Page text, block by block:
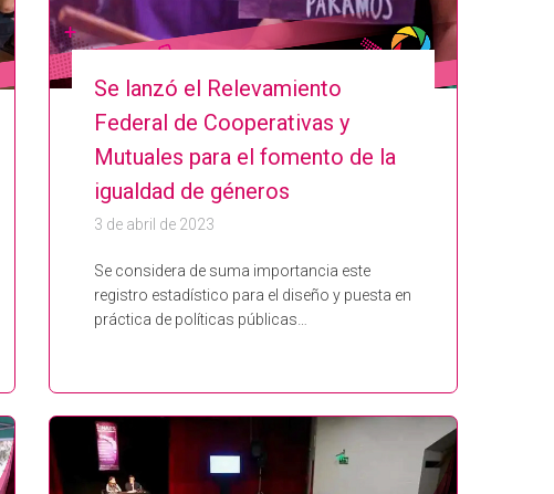
Se lanzó el Relevamiento
Federal de Cooperativas y
Mutuales para el fomento de la
igualdad de géneros
3 de abril de 2023
Se considera de suma importancia este
registro estadístico para el diseño y puesta en
práctica de políticas públicas…